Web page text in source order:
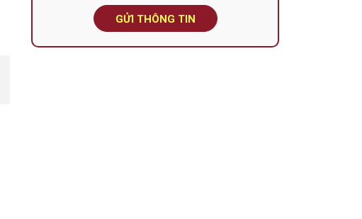
GỬI THÔNG TIN